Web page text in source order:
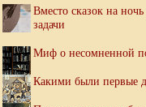
Вместо сказок на
задачи
Миф о несомненной
Какими были первые